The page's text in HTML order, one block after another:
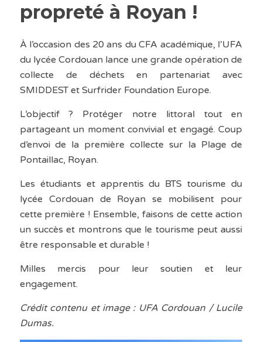
propreté à Royan !
À l’occasion des 20 ans du CFA académique, l’UFA
du lycée Cordouan lance une grande opération de
collecte de déchets en partenariat avec
SMIDDEST et Surfrider Foundation Europe.
L’objectif ? Protéger notre littoral tout en
partageant un moment convivial et engagé. Coup
d’envoi de la première collecte sur la Plage de
Pontaillac, Royan.
Les étudiants et apprentis du BTS tourisme du
lycée Cordouan de Royan se mobilisent pour
cette première ! Ensemble, faisons de cette action
un succès et montrons que le tourisme peut aussi
être responsable et durable !
Milles mercis pour leur soutien et leur
engagement.
Crédit contenu et image : UFA Cordouan / Lucile
Dumas.